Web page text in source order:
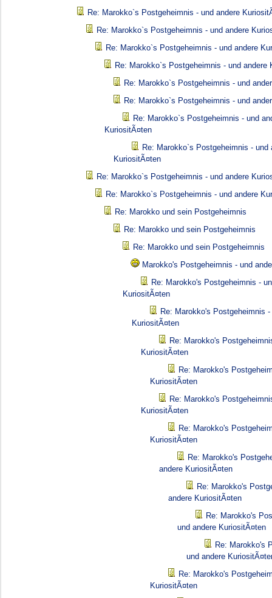
Re: Marokko`s Postgeheimnis - und andere
Re: Marokko`s Postgeheimnis - und andere
Re: Marokko`s Postgeheimnis - und andere
Re: Marokko`s Postgeheimnis - und andere
Re: Marokko`s Postgeheimnis - und
Re: Marokko`s Postgeheimnis - und
Re: Marokko`s Postgeheimnis - und
KuriositÃ¤ten
Re: Marokko`s Postgeheimnis - und
KuriositÃ¤ten
Re: Marokko`s Postgeheimnis - und andere
Re: Marokko`s Postgeheimnis - und andere
Re: Marokko und sein Postgeheimnis
Re: Marokko und sein Postgeheimnis
Re: Marokko und sein Postgeheimnis
Marokko's Postgeheimnis - und
Re: Marokko's Postgeheimnis -
KuriositÃ¤ten
Re: Marokko's Postgeheimnis -
KuriositÃ¤ten
Re: Marokko's
KuriositÃ¤ten
Re: Marokko's
KuriositÃ¤ten
Re: Marokko's
KuriositÃ¤ten
Re: Marokko's
KuriositÃ¤ten
Re: Marokko's
andere KuriositÃ¤ten
Re: Marokko's
andere KuriositÃ¤ten
Re: Marokko's
und andere KuriositÃ¤ten
Re: Marokko's
und andere
Re: Marokko's
KuriositÃ¤ten